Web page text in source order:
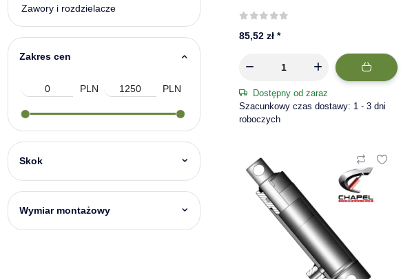
85,52 zł*
Dostępny od zaraz
Szacunkowy czas dostawy: 1 - 3 dni
roboczych
Zawory i rozdzielacze
Zakres cen
PLN PLN
Skok
Wymiar montażowy